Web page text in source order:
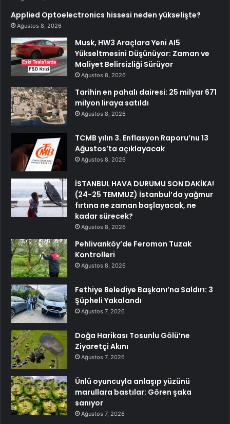
Applied Optoelectronics hissesi neden yükselişte?
Ağustos 8, 2026
Musk, HW3 Araçlara Yeni AI5
Yükseltmesini Düşünüyor: Zaman ve
Maliyet Belirsizliği Sürüyor
Ağustos 8, 2026
Tarihin en pahalı dairesi: 25 milyar 671
milyon liraya satıldı
Ağustos 8, 2026
TCMB yılın 3. Enflasyon Raporu’nu 13
Ağustos’ta açıklayacak
Ağustos 8, 2026
İSTANBUL HAVA DURUMU SON DAKİKA!
(24-25 TEMMUZ) İstanbul’da yağmur
fırtına ne zaman başlayacak, ne
kadar sürecek?
Ağustos 8, 2026
Pehlivanköy’de Feromon Tuzak
Kontrolleri
Ağustos 8, 2026
Fethiye Belediye Başkanı’na Saldırı: 3
Şüpheli Yakalandı
Ağustos 7, 2026
Doğa Harikası Tosunlu Gölü’ne
Ziyaretçi Akını
Ağustos 7, 2026
Ünlü oyuncuyla anlaşıp yüzünü
marullara bastılar: Gören şaka
sanıyor
Ağustos 7, 2026